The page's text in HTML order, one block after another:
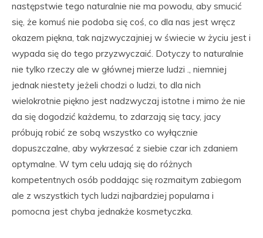
następstwie tego naturalnie nie ma powodu, aby smucić
się, że komuś nie podoba się coś, co dla nas jest wręcz
okazem piękna, tak najzwyczajniej w świecie w życiu jest i
wypada się do tego przyzwyczaić. Dotyczy to naturalnie
nie tylko rzeczy ale w głównej mierze ludzi ., niemniej
jednak niestety jeżeli chodzi o ludzi, to dla nich
wielokrotnie piękno jest nadzwyczaj istotne i mimo że nie
da się dogodzić każdemu, to zdarzają się tacy, jacy
próbują robić ze sobą wszystko co wyłącznie
dopuszczalne, aby wykrzesać z siebie czar ich zdaniem
optymalne. W tym celu udają się do różnych
kompetentnych osób poddając się rozmaitym zabiegom
ale z wszystkich tych ludzi najbardziej popularna i
pomocna jest chyba jednakże kosmetyczka.